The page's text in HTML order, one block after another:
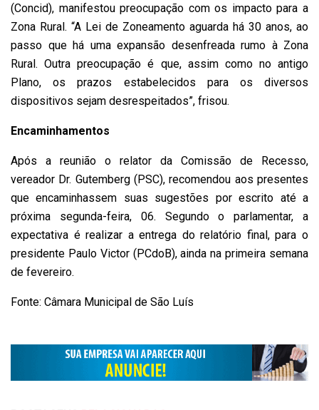
(Concid), manifestou preocupação com os impacto para a
Zona Rural. “A Lei de Zoneamento aguarda há 30 anos, ao
passo que há uma expansão desenfreada rumo à Zona
Rural. Outra preocupação é que, assim como no antigo
Plano, os prazos estabelecidos para os diversos
dispositivos sejam desrespeitados”, frisou.
Encaminhamentos
Após a reunião o relator da Comissão de Recesso,
vereador Dr. Gutemberg (PSC), recomendou aos presentes
que encaminhassem suas sugestões por escrito até a
próxima segunda-feira, 06. Segundo o parlamentar, a
expectativa é realizar a entrega do relatório final, para o
presidente Paulo Victor (PCdoB), ainda na primeira semana
de fevereiro.
Fonte: Câmara Municipal de São Luís